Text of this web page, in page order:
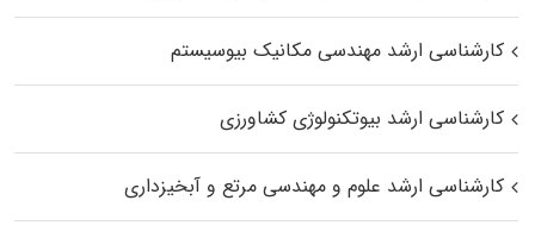
کارشناسی ارشد مهندسی مکانیک بیوسیستم
کارشناسی ارشد بیوتکنولوژی کشاورزی
کارشناسی ارشد علوم و مهندسی مرتع و آبخیزداری